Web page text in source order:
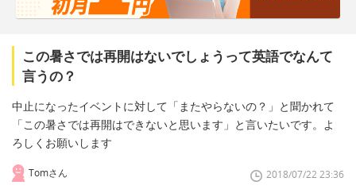
この暑さでは再開はないでしょうって英語でなんて
言うの？
中止になったイベントに対して「またやらないの？」と聞かれて
「この暑さでは再開はできないと思います」と言いたいです。よ
ろしくお願いします
Tomさん 2018/07/22 23:36